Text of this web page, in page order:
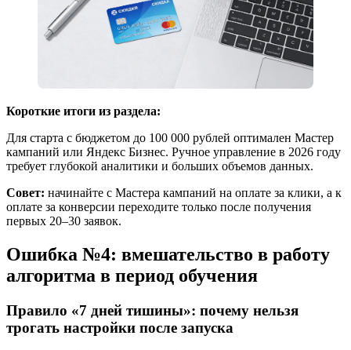
Короткие итоги из раздела:
Для старта с бюджетом до 100 000 рублей оптимален Мастер
кампаний или Яндекс Бизнес. Ручное управление в 2026 году
требует глубокой аналитики и больших объемов данных.
Совет: начинайте с Мастера кампаний на оплате за клики, а к
оплате за конверсии переходите только после получения
первых 20–30 заявок.
Ошибка №4: вмешательство в работу
алгоритма в период обучения
Правило «7 дней тишины»: почему нельзя
трогать настройки после запуска